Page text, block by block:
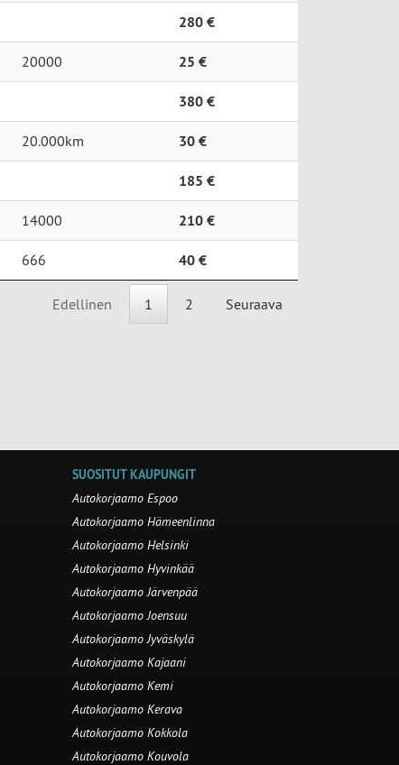
280 €
20000 25 €
380 €
20.000km 30 €
185 €
14000 210 €
666 40 €
Edellinen 1 2 Seuraava
SUOSITUT KAUPUNGIT
Autokorjaamo Espoo
Autokorjaamo Hämeenlinna
Autokorjaamo Helsinki
Autokorjaamo Hyvinkää
Autokorjaamo Järvenpää
Autokorjaamo Joensuu
Autokorjaamo Jyväskylä
Autokorjaamo Kajaani
Autokorjaamo Kemi
Autokorjaamo Kerava
Autokorjaamo Kokkola
Autokorjaamo Kouvola